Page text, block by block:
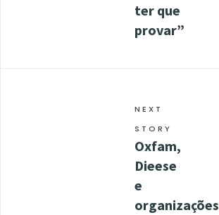
ter que
provar”
NEXT
STORY
Oxfam,
Dieese
e
organizações